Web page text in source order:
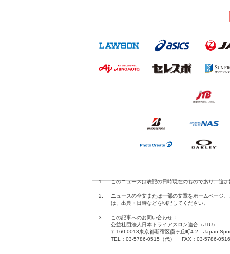
1. このニュースは表記の日時現在のものであり、追
2.
ニュースの全文または一部の文章をホームページ
は、出典・日時などを明記してください。
3.
この記事へのお問い合わせ：
公益社団法人日本トライアスロン連合（JTU）
〒160-0013東京都新宿区霞ヶ丘町4-2 Japan
TEL：03-5786-0515（代） FAX：03-5786-